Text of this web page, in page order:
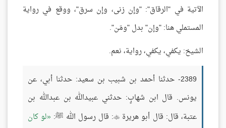
الآتية في "الرقاق": "وإن زنى، وإن سرق"، ووقع في رواية
المستملي هنا: "وإن" بدل "ومَن".
الشيخ: يكفي، يكفي، رواية، نعم.
2389- حدثنا أحمد بن شبيب بن سعيد: حدثنا أبي، عن
يونس. قال ابن شهابٍ: حدثني عبيدالله بن عبدالله بن
عتبة، قال: قال أبو هريرة : قال رسول الله ﷺ: لو كان